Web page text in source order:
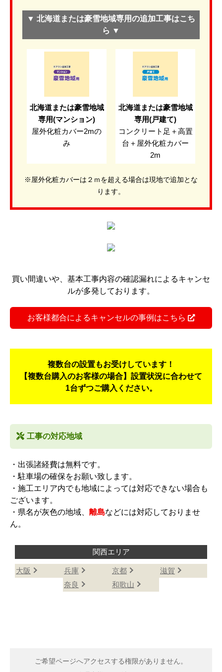
▼ 北海道または豪雪地域専用の追加工事はこち
ら ▼
北海道または豪雪地域
専用(マンション)
屋外化粧カバー2mの
み
北海道または豪雪地域
専用(戸建て)
コンクリート足＋高置
台＋屋外化粧カバー
2m
※屋外化粧カバーは２ｍを超える場合は現地で追加とな
ります。
買い間違いや、基本工事内容の確認漏れによるキャンセ
ルが多発しております。
お客様都合によるキャンセルの事例はこちら
複数台の設置もお受けしています！
【複数台購入のお客様の場合】設置状況に合わせて
1台ずつご購入ください。
工事の対応地域
・出張諸経費は無料です。
・駐車場の確保をお願い致します。
・施工エリア内でも地域によっては対応できない場合も
ございます。
・県名が灰色の地域、 離島などには対応しておりませ
ん。
関西エリア
大阪 兵庫 京都
滋賀
奈良
和歌山